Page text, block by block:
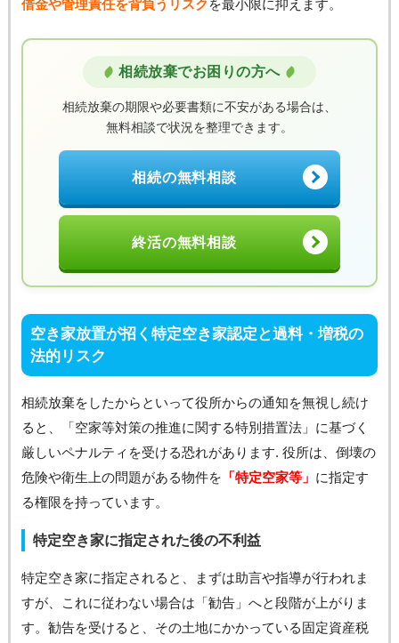
借金や管理責任を背負うリスク を最小限に抑えます。
相続放棄でお困りの方へ
相続放棄の期限や必要書類に不安がある場合は、
無料相談で状況を整理できます。
相続の無料相談
終活の無料相談
空き家放置が招く特定空き家認定と過料・増税の
法的リスク
相続放棄をしたからといって役所からの通知を無視し続け
ると、「空家等対策の推進に関する特別措置法」に基づく
厳しいペナルティを受ける恐れがあります. 役所は、倒壊の
危険や衛生上の問題がある物件を 「特定空家等」 に指定す
る権限を持っています。
特定空き家に指定された後の不利益
特定空き家に指定されると、まずは助言や指導が行われま
すが、これに従わない場合は「勧告」へと段階が上がりま
す。勧告を受けると、その土地にかかっている固定資産税